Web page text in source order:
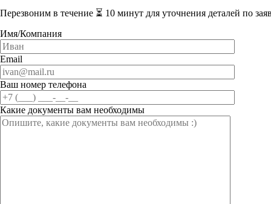
Перезвоним в течение ⏳ 10 минут для уточнения деталей по
Имя/Компания
Email
Ваш номер телефона
Какие документы вам необходимы